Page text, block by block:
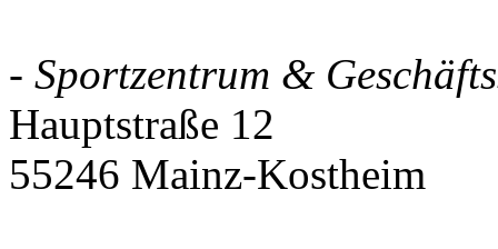
- Sportzentrum &
Hauptstraße 12
55246 Mainz-Kostheim